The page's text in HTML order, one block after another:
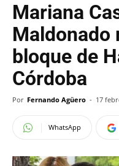
Mariana
Maldonado
bloque de
Córdoba
Por Fernando Agüero - 17
WhatsApp